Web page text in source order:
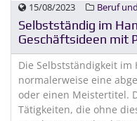
15/08/2023 Beruf
Selbstständig im
Geschäftsideen mit
Die Selbstständigkeit
normalerweise eine
oder einen Meistertitel.
Tätigkeiten, die ohne